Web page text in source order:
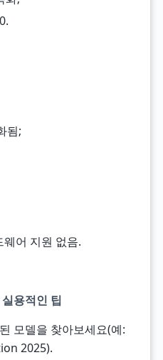
됨;
웨어 지원 없음.
용적인 팁
모델을 찾아보세요(예:
2025).